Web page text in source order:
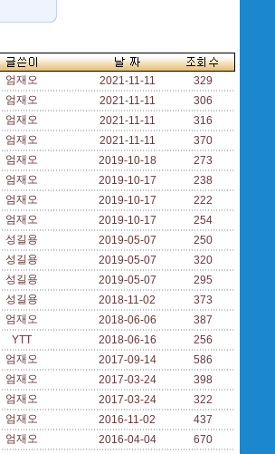
엄재오 2021-11-11
329
엄재오 2021-11-11
306
엄재오 2021-11-11
316
엄재오 2021-11-11
370
엄재오 2019-10-18
273
엄재오 2019-10-17
238
엄재오 2019-10-17
222
엄재오 2019-10-17
254
성길용 2019-05-07
250
성길용 2019-05-07
320
성길용 2019-05-07
295
성길용 2018-11-02
373
엄재오 2018-06-06
387
YTT 2018-06-16
256
엄재오 2017-09-14
586
엄재오 2017-03-24
398
엄재오 2017-03-24
322
엄재오 2016-11-02
437
엄재오 2016-04-04
670